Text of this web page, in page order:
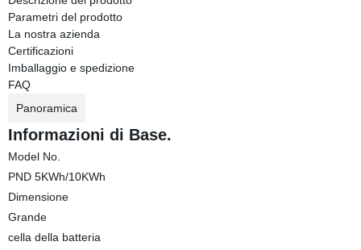
Parametri del prodotto
La nostra azienda
Certificazioni
Imballaggio e spedizione
FAQ
Panoramica
Informazioni di Base.
Model No.
PND 5KWh/10KWh
Dimensione
Grande
cella della batteria